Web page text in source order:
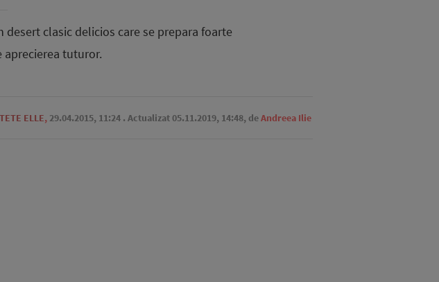
desert clasic delicios care se prepara foarte
aprecierea tuturor.
ELLE, 29.04.2015, 11:24 . Actualizat 05.11.2019, 14:48, deAndreea Ilie